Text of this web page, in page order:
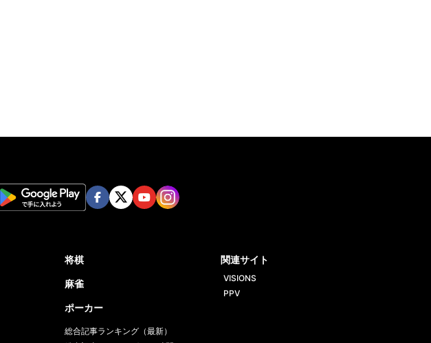
将棋
麻雀
ポーカー
総合記事ランキング（最新）
関連サイト
VISIONS
PPV